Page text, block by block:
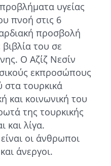
υγείας
πνοή στις 6
προσβολή
του σε
Ο Αζίζ Νεσίν
εκπροσώπους
στα τουρκικά
και κοινωνική του
της τουρκικής
και λίγα.
οι άνθρωποι
άνεργοι.